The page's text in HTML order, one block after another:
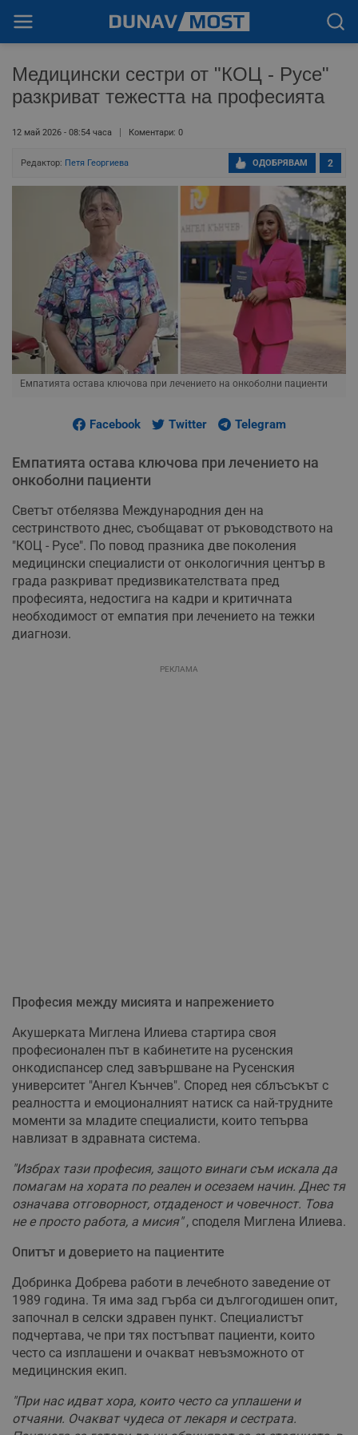
Медицински сестри от "КОЦ - Русе"
разкриват тежестта на професията
12 май 2026 - 08:54 часа Коментари: 0
Редактор: Петя Георгиева 2
ОДОБРЯВАМ
Емпатията остава ключова при лечението на онкоболни пациенти
Facebook Twitter Telegram
Емпатията остава ключова при лечението на
онкоболни пациенти
Светът отбелязва Международния ден на
сестринството днес, съобщават от ръководството на
"КОЦ - Русе". По повод празника две поколения
медицински специалисти от онкологичния център в
града разкриват предизвикателствата пред
професията, недостига на кадри и критичната
необходимост от емпатия при лечението на тежки
диагнози.
РЕКЛАМА
Професия между мисията и напрежението
Акушерката Миглена Илиева стартира своя
професионален път в кабинетите на русенския
онкодиспансер след завършване на Русенския
университет "Ангел Кънчев". Според нея сблъсъкът с
реалността и емоционалният натиск са най-трудните
моменти за младите специалисти, които тепърва
навлизат в здравната система.
"Избрах тази професия, защото винаги съм искала да
помагам на хората по реален и осезаем начин. Днес тя
означава отговорност, отдаденост и човечност. Това
не е просто работа, а мисия", споделя Миглена Илиева.
Опитът и доверието на пациентите
Добринка Добрева работи в лечебното заведение от
1989 година. Тя има зад гърба си дългогодишен опит,
започнал в селски здравен пункт. Специалистът
подчертава, че при тях постъпват пациенти, които
често са изплашени и очакват невъзможното от
медицинския екип.
"При нас идват хора, които често са уплашени и
отчаяни. Очакват чудеса от лекаря и сестрата.